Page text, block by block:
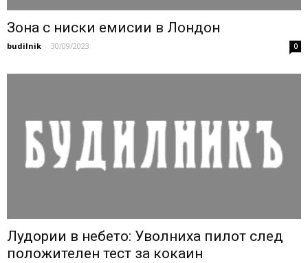
Зона с ниски емисии в Лондон
budilnik - 30/09/2023 0
Лудории в небето: Уволниха пилот след
положителен тест за кокаин